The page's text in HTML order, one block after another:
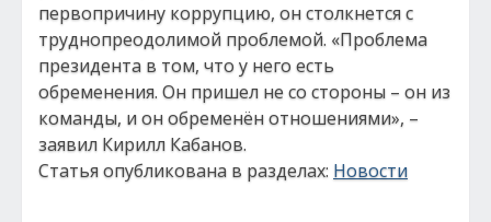
первопричину коррупцию, он столкнется с
труднопреодолимой проблемой. «Проблема
президента в том, что у него есть
обременения. Он пришел не со стороны – он из
команды, и он обременён отношениями», –
заявил Кирилл Кабанов.
Статья опубликована в разделах: Новости